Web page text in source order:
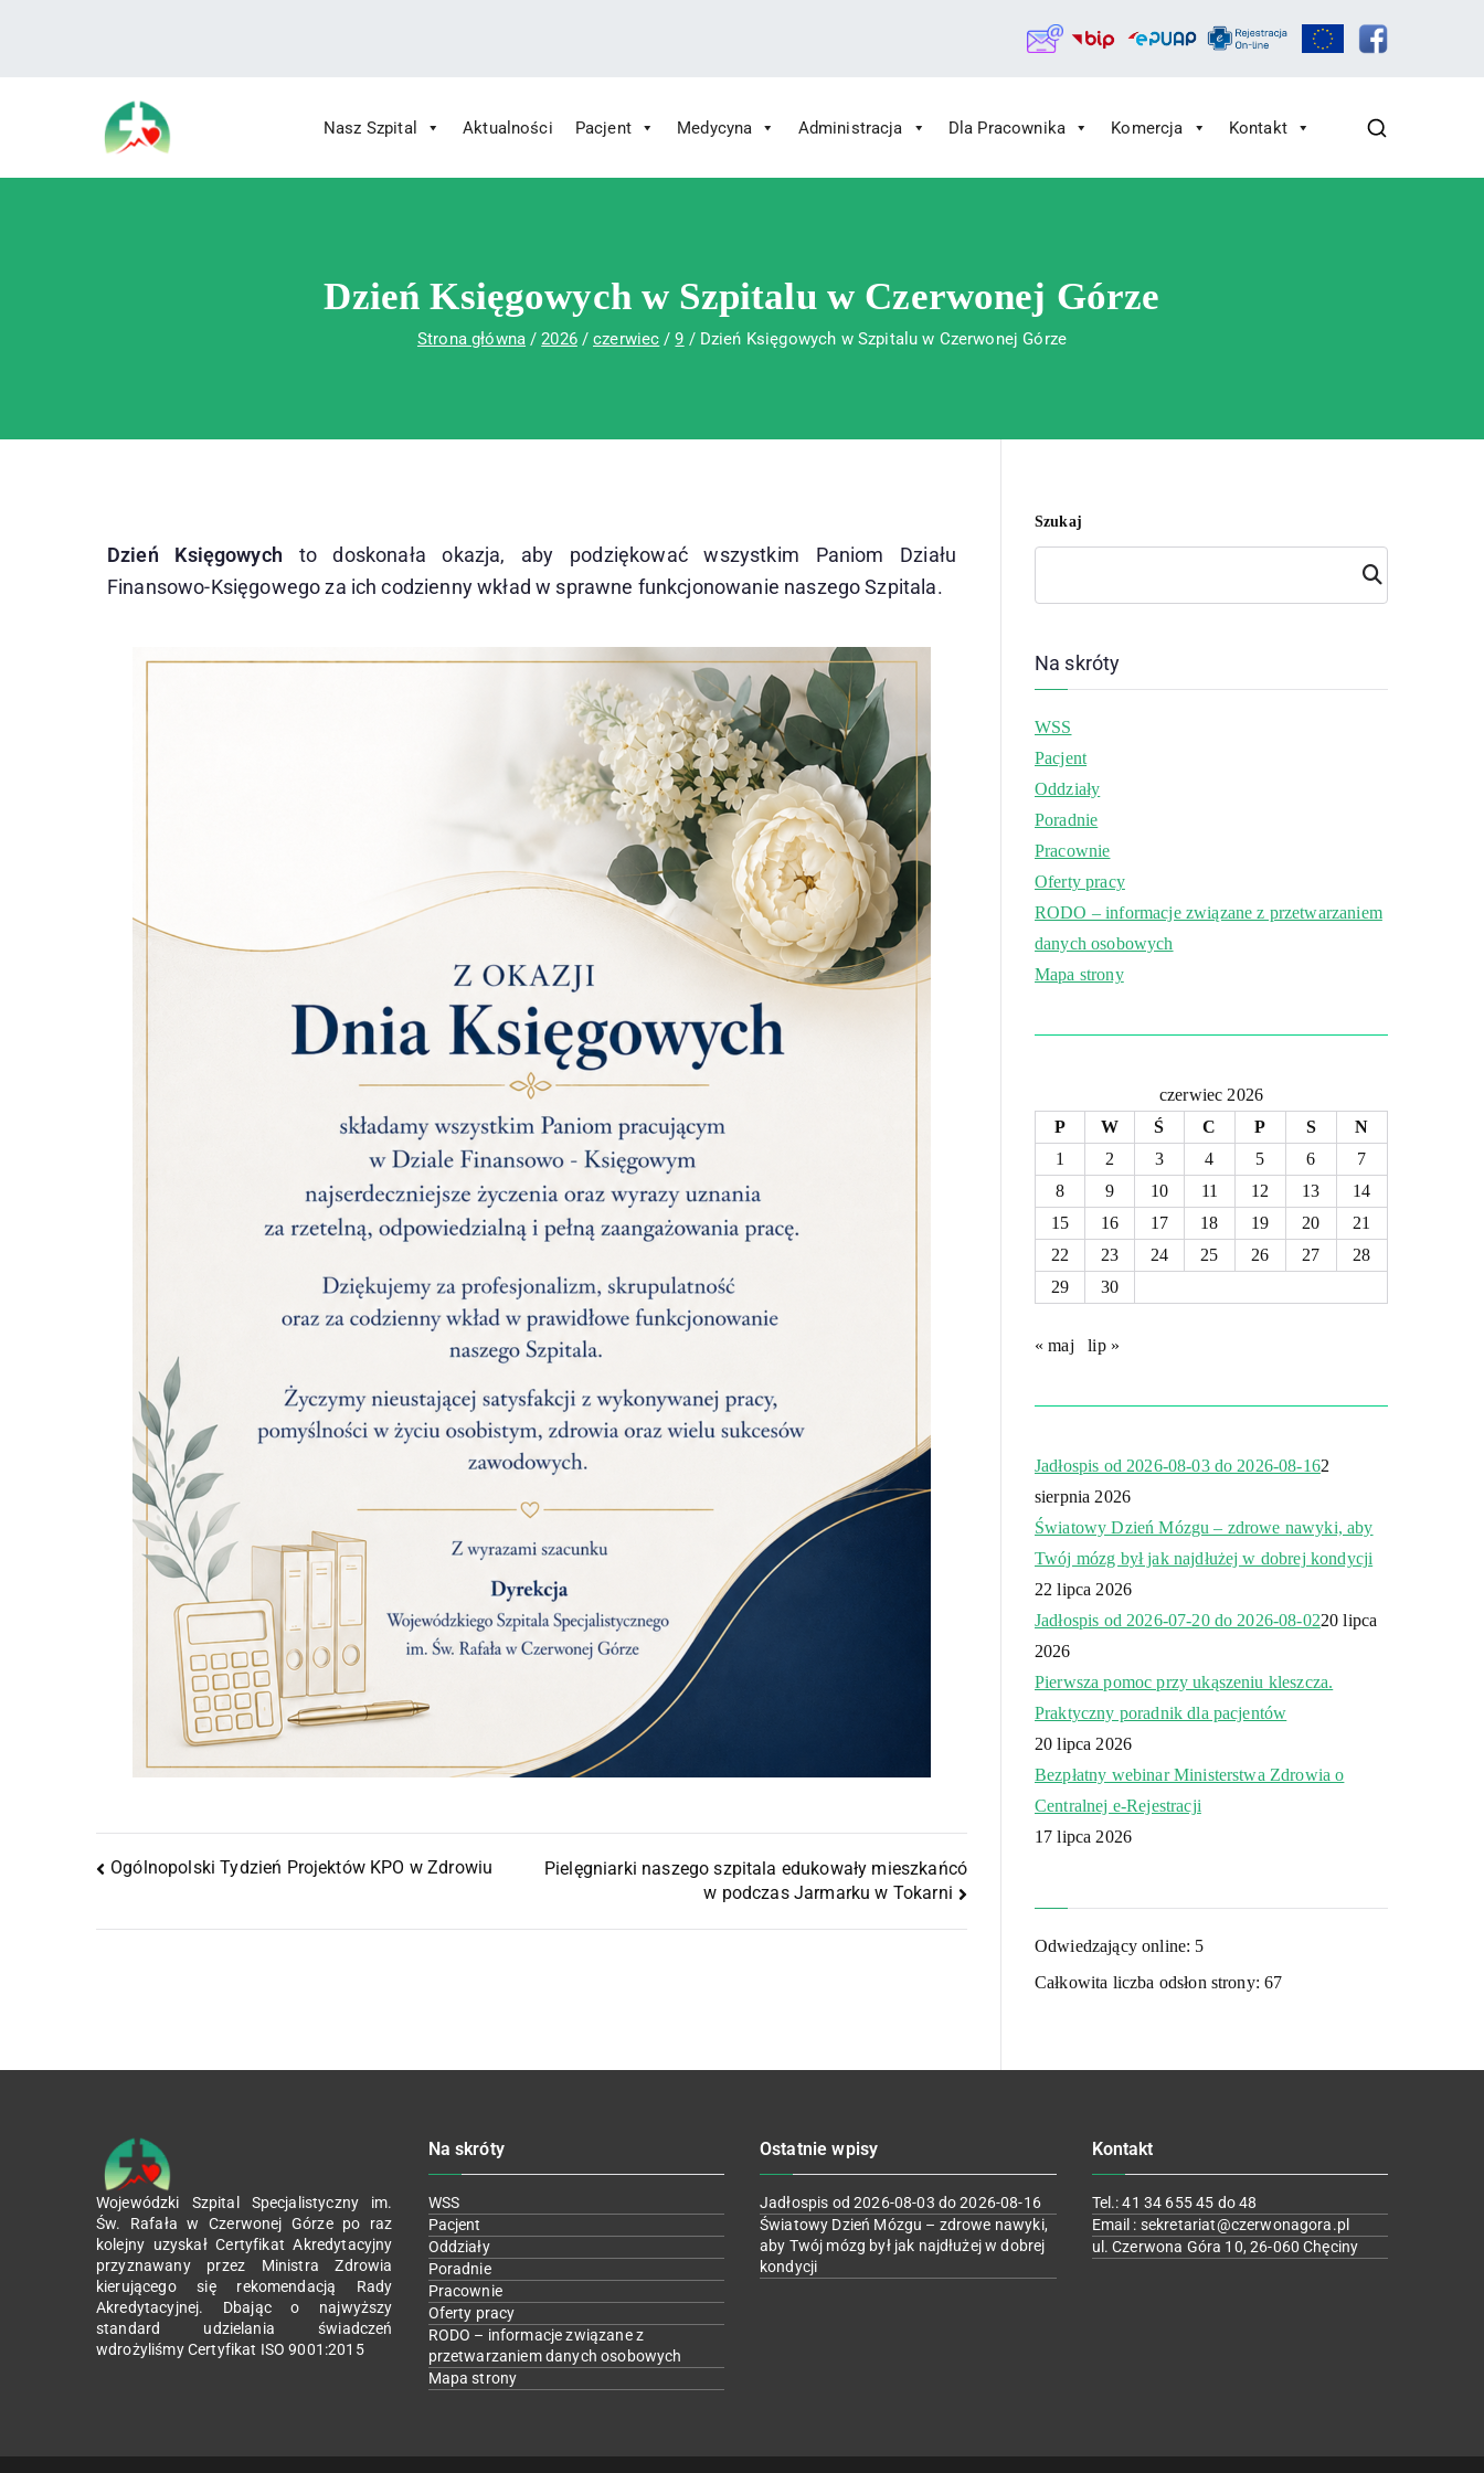
Wojewódzki Szpital Specjalistyczny im. Św. Rafała w Czerwonej Górze
Wojewódzki Szpital Specjalistyczny im. Św. Rafała w Czerwonej Górze
Nasz Szpital Aktualności Pacjent Medycyna Administracja Dla Pracownika Komercja Kontakt
Dzień Księgowych w Szpitalu w Czerwonej Górze
Strona główna 2026 czerwiec 9 Dzień Księgowych w Szpitalu w Czerwonej Górze
Dzień Księgowych to doskonała okazja, aby podziękować wszystkim Paniom Działu
Finansowo-Księgowego za ich codzienny wkład w sprawne funkcjonowanie naszego Szpitala.
Ogólnopolski Tydzień Projektów KPO w Zdrowiu
Pielęgniarki naszego szpitala edukowały mieszkańcó
w podczas Jarmarku w Tokarni
Szukaj
Szuk
aj
Na skróty
WSS
Pacjent
Oddziały
Poradnie
Pracownie
Oferty pracy
RODO – informacje związane z przetwarzaniem
danych osobowych
Mapa strony
czerwiec 2026
P
W Ś C P S
N
1
2 3 4 5 6
7
8
9 10 11 12 13
14
15
16 17 18 19 20
21
22
23 24 25 26 27
28
29
30
« maj lip »
Jadłospis od 2026-08-03 do 2026-08-162
sierpnia 2026
Światowy Dzień Mózgu – zdrowe nawyki, aby
Twój mózg był jak najdłużej w dobrej kondycji
22 lipca 2026
Jadłospis od 2026-07-20 do 2026-08-0220 lipca
2026
Pierwsza pomoc przy ukąszeniu kleszcza.
Praktyczny poradnik dla pacjentów
20 lipca 2026
Bezpłatny webinar Ministerstwa Zdrowia o
Centralnej e-Rejestracji
17 lipca 2026
Odwiedzający online: 5
Całkowita liczba odsłon strony:67
Wojewódzki Szpital Specjalistyczny im.
Św. Rafała w Czerwonej Górze po raz
kolejny uzyskał Certyfikat Akredytacyjny
przyznawany przez Ministra Zdrowia
kierującego się rekomendacją Rady
Akredytacyjnej. Dbając o najwyższy
standard udzielania świadczeń
wdrożyliśmy Certyfikat ISO 9001:2015
Na skróty
WSS
Pacjent
Oddziały
Poradnie
Pracownie
Oferty pracy
RODO – informacje związane z
przetwarzaniem danych osobowych
Mapa strony
Ostatnie wpisy
Jadłospis od 2026-08-03 do 2026-08-16
Światowy Dzień Mózgu – zdrowe nawyki,
aby Twój mózg był jak najdłużej w dobrej
kondycji
Kontakt
Tel.: 41 34 655 45 do 48
Email : sekretariat@czerwonagora.pl
ul. Czerwona Góra 10, 26-060 Chęciny